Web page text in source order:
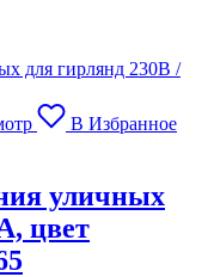
В Избранное
уличных
цвет